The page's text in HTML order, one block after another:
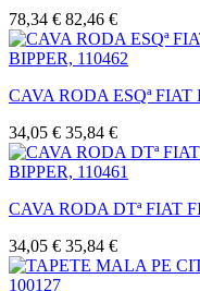
78,34 € 82,46 €
CAVA RODA ESQª
34,05 € 35,84 €
CAVA RODA DTª FIAT
34,05 € 35,84 €